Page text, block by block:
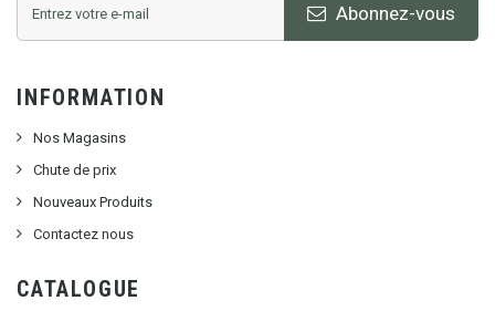
Abonnez-vous
INFORMATION
Nos Magasins
Chute de prix
Nouveaux Produits
Contactez nous
CATALOGUE